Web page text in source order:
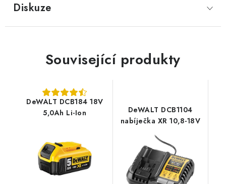
Diskuze
Související produkty
DeWALT DCB184 18V
5,0Ah Li-Ion
DeWALT DCB1104
nabíječka XR 10,8-18V